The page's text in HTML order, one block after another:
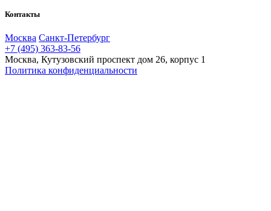
Контакты
Москва Санкт-Петербург
+7 (495) 363-83-56
Москва, Кутузовский проспект дом 26, корпус 1
Политика конфиденциальности